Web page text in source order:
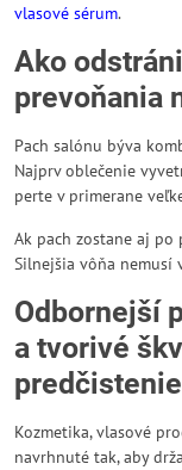
vlasové sérum.
Ako
prevoňania
Pach salónu býva
Najprv oblečenie
perte v primerane
Ak pach zostane aj
Silnejšia vôňa nemusí
Odbornejší
a tvorivé
predčistenie
Kozmetika, vlasové
navrhnuté tak, aby